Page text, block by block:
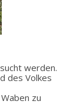
werden.
des Volkes
zu